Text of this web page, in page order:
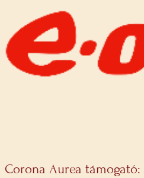
Corona Aurea támogató: